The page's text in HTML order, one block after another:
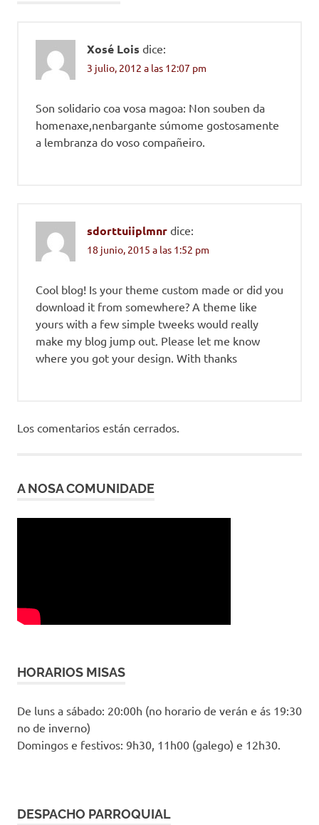
Xosé Lois dice:
3 julio, 2012 a las 12:07 pm
Son solidario coa vosa magoa: Non souben da
homenaxe,nenbargante súmome gostosamente
a lembranza do voso compañeiro.
sdorttuiiplmnr dice:
18 junio, 2015 a las 1:52 pm
Cool blog! Is your theme custom made or did you
download it from somewhere? A theme like
yours with a few simple tweeks would really
make my blog jump out. Please let me know
where you got your design. With thanks
Los comentarios están cerrados.
A NOSA COMUNIDADE
HORARIOS MISAS
De luns a sábado: 20:00h (no horario de verán e ás 19:30
no de inverno)
Domingos e festivos: 9h30, 11h00 (galego) e 12h30.
DESPACHO PARROQUIAL